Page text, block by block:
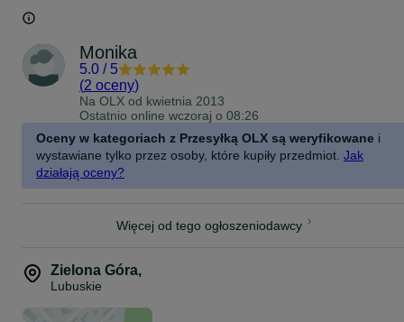
Monika
5.0 / 5
(2 oceny)
Na OLX od kwietnia 2013
Ostatnio online wczoraj o 08:26
Oceny w kategoriach z Przesyłką OLX są weryfikowane i
wystawiane tylko przez osoby, które kupiły przedmiot. Jak
działają oceny?
Więcej od tego ogłoszeniodawcy
Zielona Góra,
Lubuskie